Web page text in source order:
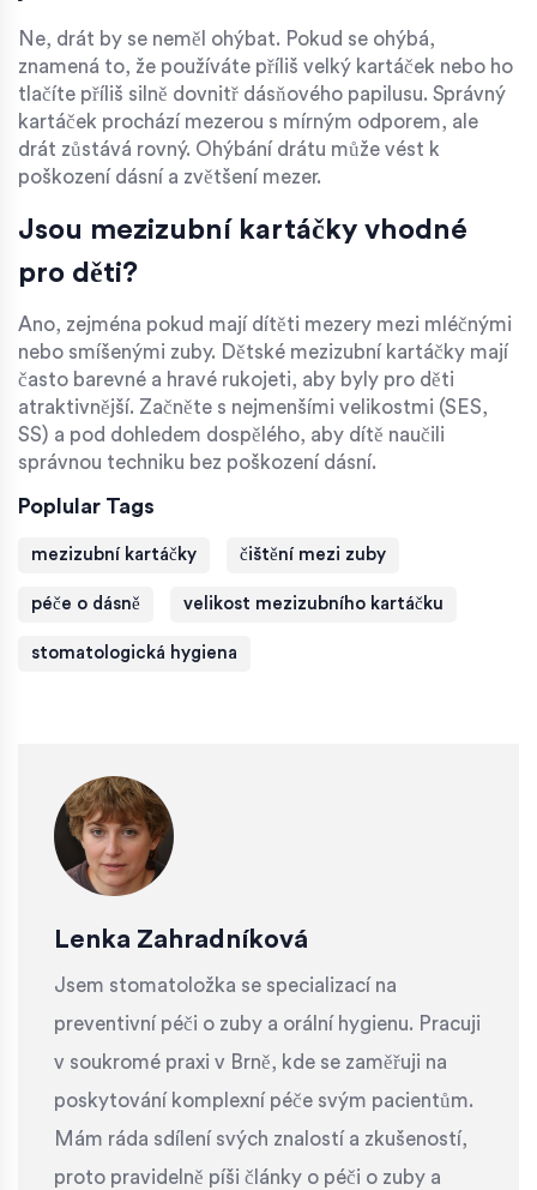
Ne, drát by se neměl ohýbat. Pokud se ohýbá,
znamená to, že používáte příliš velký kartáček nebo ho
tlačíte příliš silně dovnitř dásňového papilusu. Správný
kartáček prochází mezerou s mírným odporem, ale
drát zůstává rovný. Ohýbání drátu může vést k
poškození dásní a zvětšení mezer.
Jsou mezizubní kartáčky vhodné
pro děti?
Ano, zejména pokud mají dítěti mezery mezi mléčnými
nebo smíšenými zuby. Dětské mezizubní kartáčky mají
často barevné a hravé rukojeti, aby byly pro děti
atraktivnější. Začněte s nejmenšími velikostmi (SES,
SS) a pod dohledem dospělého, aby dítě naučili
správnou techniku bez poškození dásní.
Poplular Tags
mezizubní kartáčky čištění mezi zuby
péče o dásně velikost mezizubního kartáčku
stomatologická hygiena
Lenka Zahradníková
Jsem stomatoložka se specializací na
preventivní péči o zuby a orální hygienu. Pracuji
v soukromé praxi v Brně, kde se zaměřuji na
poskytování komplexní péče svým pacientům.
Mám ráda sdílení svých znalostí a zkušeností,
proto pravidelně píši články o péči o zuby a